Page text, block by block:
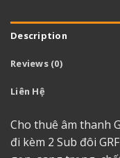
Description
Reviews (0)
Liên Hệ
Cho thuê âm thanh
đi kèm 2 Sub đôi